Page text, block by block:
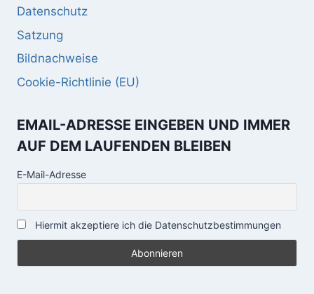
Datenschutz
Satzung
Bildnachweise
Cookie-Richtlinie (EU)
EMAIL-ADRESSE EINGEBEN UND IMMER
AUF DEM LAUFENDEN BLEIBEN
E-Mail-Adresse
Hiermit akzeptiere ich die Datenschutzbestimmungen